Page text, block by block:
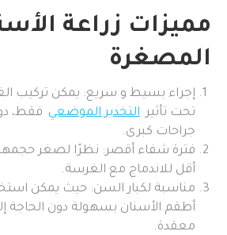
مميزات زراعة
المصغرة
إجراء بسيط و سريع: يمكن تركيب
تحت تأثير التخدير الموضعي فقط،
جراحات كبرى.
فترة شفاء أقصر: نظرًا لصغر
أقل للاندماج مع الغرسة.
مناسبة لكبار السن: حيث يمكن
أطقم الأسنان بسهولة دون الحاجة
معقدة.